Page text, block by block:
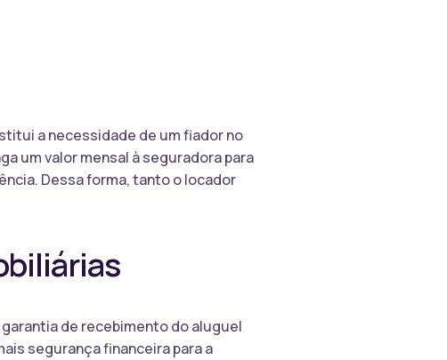
a necessidade de um fiador no
um valor mensal à seguradora para
Dessa forma, tanto o locador
garantia de recebimento do aluguel
segurança financeira para a